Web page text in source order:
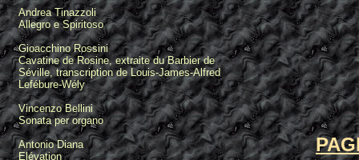
Andrea Tinazzoli
Allegro e Spiritoso
Gioacchino Rossini
Cavatine de Rosine, extraite du Barbier de
Séville, transcription de Louis-James-Alfred
Lefébure-Wély
Vincenzo Bellini
Sonata per organo
Antonio Diana
Elévation